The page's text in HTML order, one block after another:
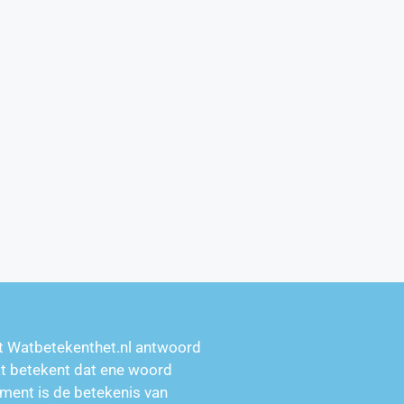
Watbetekenthet.nl antwoord
betekent dat ene woord
is de betekenis van